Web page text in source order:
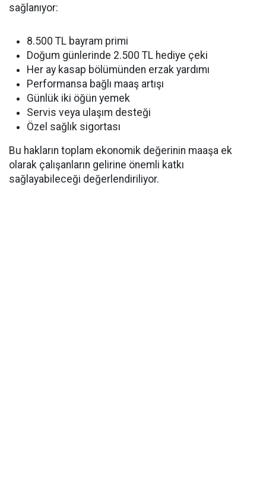
sağlanıyor:
8.500 TL bayram primi
Doğum günlerinde 2.500 TL hediye çeki
Her ay kasap bölümünden erzak yardımı
Performansa bağlı maaş artışı
Günlük iki öğün yemek
Servis veya ulaşım desteği
Özel sağlık sigortası
Bu hakların toplam ekonomik değerinin maaşa ek
olarak çalışanların gelirine önemli katkı
sağlayabileceği değerlendiriliyor.